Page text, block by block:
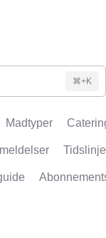
⌘+K
Madtyper
Tidslinje